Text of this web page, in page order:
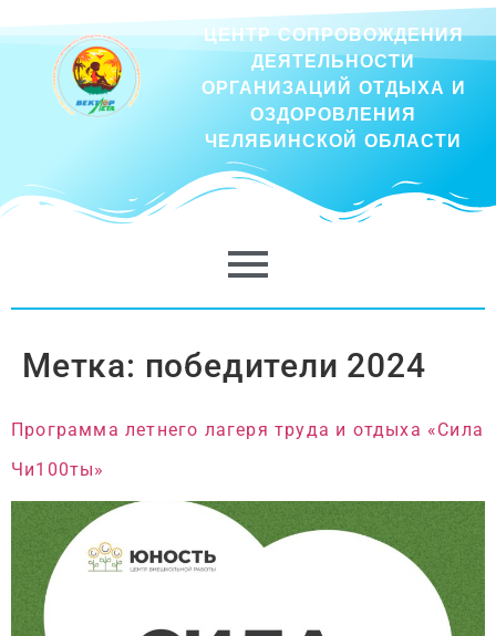
ЦЕНТР СОПРОВОЖДЕНИЯ
ДЕЯТЕЛЬНОСТИ
ОРГАНИЗАЦИЙ ОТДЫХА И
ОЗДОРОВЛЕНИЯ
ЧЕЛЯБИНСКОЙ ОБЛАСТИ
Метка: победители 2024
Программа летнего лагеря труда и отдыха «Сила
Чи100ты»